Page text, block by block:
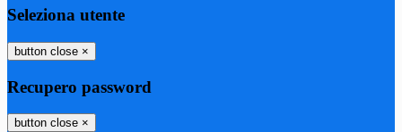
Seleziona utente
button close ×
Recupero password
button close ×